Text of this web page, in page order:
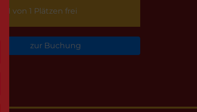
1 von 1 Plätzen frei
zur Buchung